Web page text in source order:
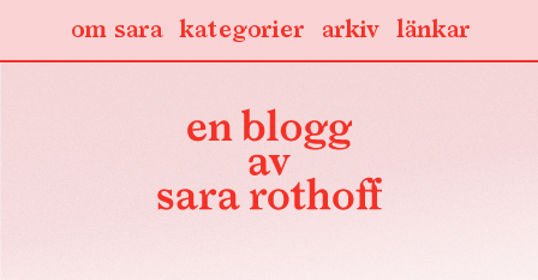
länkar
arkiv
kategorier
om sara